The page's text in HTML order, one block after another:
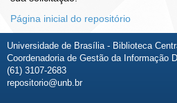
Página inicial do repositório
Universidade de Brasília - Biblioteca
Coordenadoria de Gestão da Informação
(61) 3107-2683
repositorio@unb.br